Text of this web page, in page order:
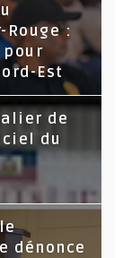
:
pour
Est
de
du
dénonce